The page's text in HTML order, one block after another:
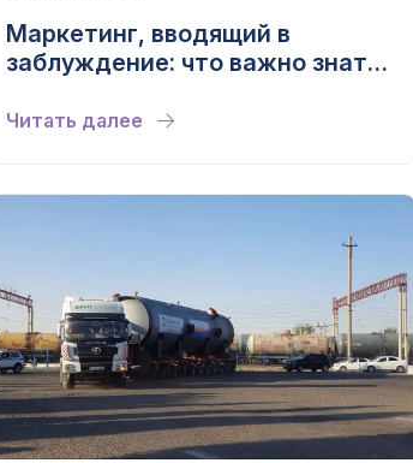
Маркетинг, вводящий в
заблуждение: что важно знать
Читать далее